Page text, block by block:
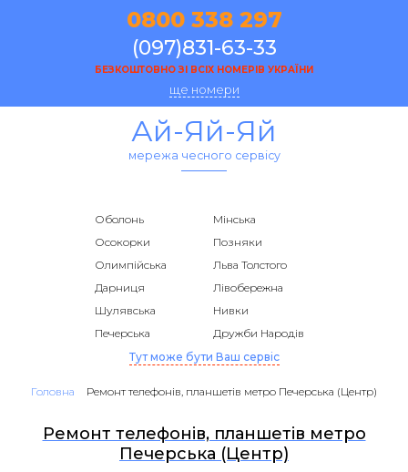
0800 338 297
(097)831-63-33
БЕЗКОШТОВНО ЗІ ВСІХ НОМЕРІВ УКРАЇНИ
ще номери
Ай-Яй-Яй
мережа чесного сервісу
Оболонь
Мінська
Осокорки
Позняки
Олимпійська
Льва Толстого
Дарниця
Лівобережна
Шулявська
Нивки
Печерська
Дружби Народів
Тут може бути Ваш сервіс
Головна Ремонт телефонів, планшетів метро Печерська (Центр)
Ремонт телефонів, планшетів метро
Печерська (Центр)